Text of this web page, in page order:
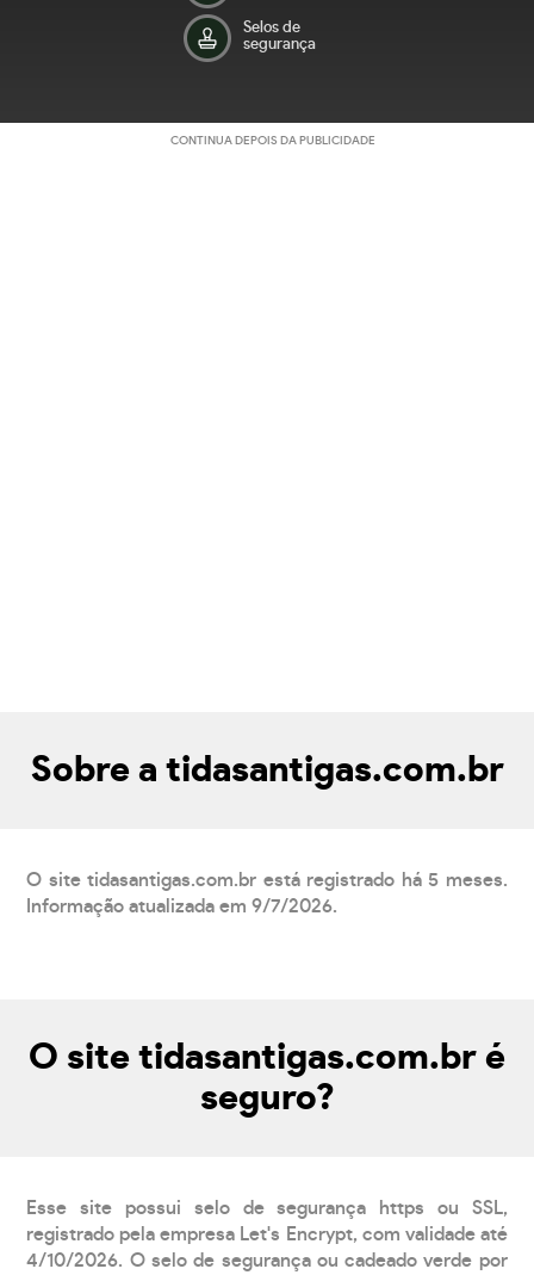
Selos de
segurança
CONTINUA DEPOIS DA PUBLICIDADE
Sobre a tidasantigas.com.br
O site tidasantigas.com.br está registrado há 5 meses.
Informação atualizada em 9/7/2026.
O site tidasantigas.com.br é
seguro?
Esse site possui selo de segurança https ou SSL,
registrado pela empresa Let's Encrypt, com validade até
4/10/2026. O selo de segurança ou cadeado verde por